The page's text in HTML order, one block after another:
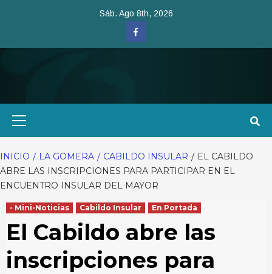
Sáb. Ago 8th, 2026
Facebook
INICIO LA GOMERA CABILDO INSULAR
EL CABILDO
ABRE LAS INSCRIPCIONES PARA PARTICIPAR EN EL
ENCUENTRO INSULAR DEL MAYOR
- Mini-Noticias Cabildo Insular En Portada
El Cabildo abre las
inscripciones para